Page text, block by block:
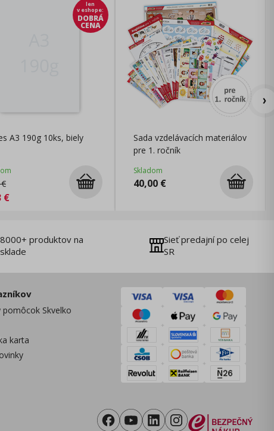
len
v eshope:
DOBRÁ
CENA
A3 190g 10ks, biely
€
Sada vzdelávacích materiálov
pre 1. ročník
Skladom
40,00€
8000+ produktov na
sklade
Sieť predajní po celej
SR
pomôcok Skvelko
karta